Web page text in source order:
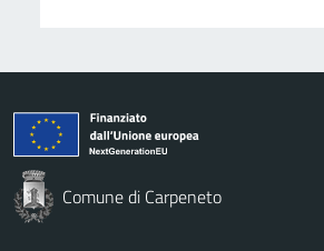
Comune di Carpeneto